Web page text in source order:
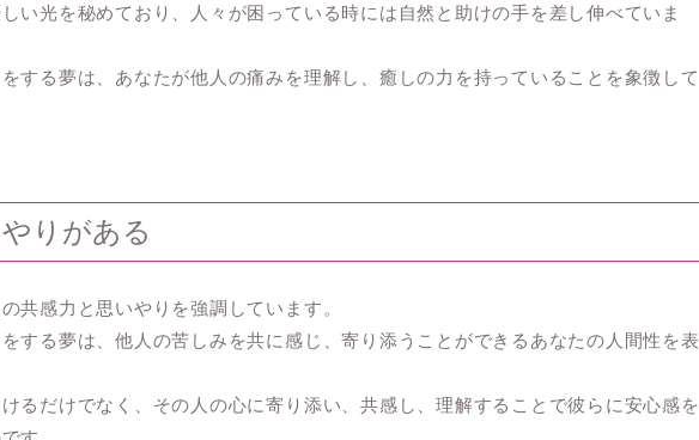
い光を秘めており、人々が困っている時には自然と助けの手を差し伸べていま
する夢は、あなたが他人の痛みを理解し、癒しの力を持っていることを象徴して
りがある
共感力と思いやりを強調しています。
する夢は、他人の苦しみを共に感じ、寄り添うことができるあなたの人間性を表
るだけでなく、その人の心に寄り添い、共感し、理解することで彼らに安心感を